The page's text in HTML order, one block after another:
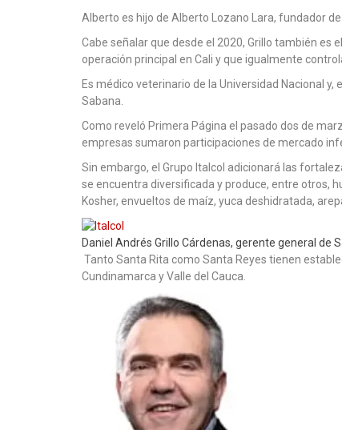
Alberto es hijo de Alberto Lozano Lara, fundador de
Cabe señalar que desde el 2020, Grillo también es
operación principal en Cali y que igualmente
Es médico veterinario de la Universidad Nacional
Sabana.
Como reveló Primera Página el pasado dos de
empresas sumaron participaciones de mercado
Sin embargo, el Grupo Italcol adicionará las
se encuentra diversificada y produce, entre otros,
Kosher, envueltos de maíz, yuca deshidratada,
Daniel Andrés Grillo Cárdenas, gerente general de
Tanto Santa Rita como Santa Reyes tienen
Cundinamarca y Valle del Cauca.